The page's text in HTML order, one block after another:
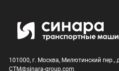
101000, г. Москва, Милютинский пер.,
CTM@sinara-group.com